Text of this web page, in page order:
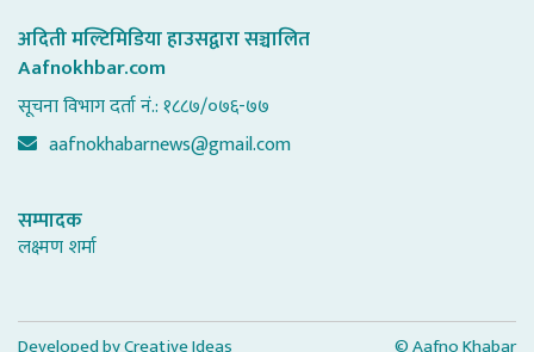
अदिती मल्टिमिडिया हाउसद्वारा सञ्चालित
Aafnokhbar.com
सूचना विभाग दर्ता नं.: १८८७/०७६-७७
aafnokhabarnews@gmail.com
सम्पादक
लक्ष्मण शर्मा